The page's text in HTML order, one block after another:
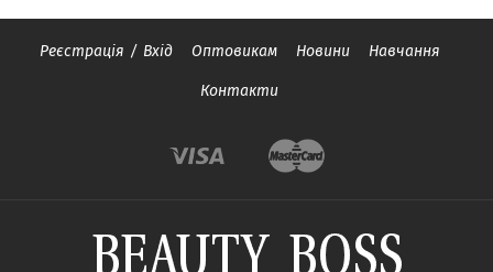
Реєстрація / Вхід Оптовикам Новини Навчання
Контакти